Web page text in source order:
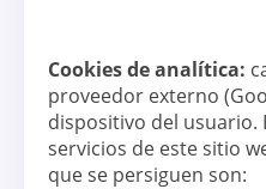
Cookies de analítica:
proveedor externo
dispositivo del usuario.
servicios de este sitio
que se persiguen son: